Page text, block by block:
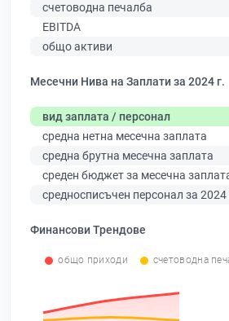
счетоводна печалба
EBITDA
общо активи
Месечни Нива на Заплати за 2024 г.
вид заплата / персонал
средна нетна месечна заплата
средна брутна месечна заплата
среден бюджет за месечна
средносписъчен персонал за 2024
Финансови Трендове
общо приходи счетоводна